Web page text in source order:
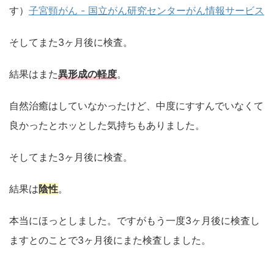
す） 子宮頸がん - 国立がん研究センターがん情報サービス
そしてまた3ヶ月後に検査。
結果はまた異形成の軽度。
自然治癒はしていなかったけど、中度にすすんでいなくて
良かったとホッとした気持ちもありました。
そしてまた3ヶ月後に検査。
結果は陰性。
本当にほっとしました。ですがもう一度3ヶ月後に検査し
ますとのことで3ヶ月後にまた検査しました。